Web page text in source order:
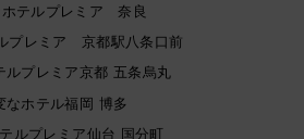
ホテルプレミア 奈良
プレミア 京都駅八条口前
ルプレミア京都 五条烏丸
なホテル福岡 博多
ルプレミア仙台 国分町